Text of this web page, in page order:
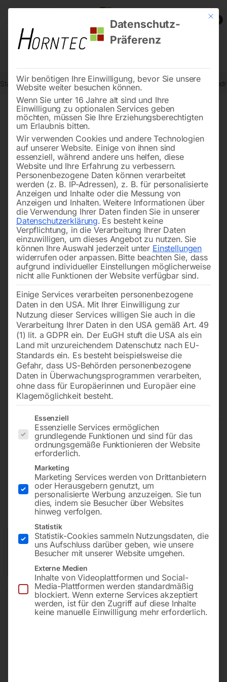
0
Start Drucklufttechnologie Druckluftwerkzeuge Haltefeder
Haltefeder zylindrisch (f.
für Abbruchhämmer ‘EPS 220’ – erste Version!
9,60
inkl. MwSt. zzgl.Versandkosten
Lieferzeit:ca. 2 - 3 Tage
Versandkosten Standard (Österreich): €10,00
Bitte beachten Sie: Die Versandkosten gelten für Österreich.
Andere Länder können abweichen.
In den Warenkorb
Mit
Datenschutz-
Präferenz
Wir benötigen Ihre Einwilligung, bevor Sie unsere
Website weiter besuchen können.
Wenn Sie unter 16 Jahre alt sind und Ihre
Einwilligung zu optionalen Services geben
möchten, müssen Sie Ihre Erziehungsberechtigten
um Erlaubnis bitten.
Wir verwenden Cookies und andere Technologien
auf unserer Website. Einige von ihnen sind
essenziell, während andere uns helfen, diese
Website und Ihre Erfahrung zu verbessern.
Personenbezogene Daten können verarbeitet
werden (z. B. IP-Adressen), z. B. für personalisierte
Anzeigen und Inhalte oder die Messung von
Anzeigen und Inhalten. Weitere Informationen über
die Verwendung Ihrer Daten finden Sie in unserer
Datenschutzerklärung. Es besteht keine
Verpflichtung, in die Verarbeitung Ihrer Daten
einzuwilligen, um dieses Angebot zu nutzen. Sie
können Ihre Auswahl jederzeit unter Einstellungen
widerrufen oder anpassen. Bitte beachten Sie, dass
aufgrund individueller Einstellungen möglicherweise
nicht alle Funktionen der Website verfügbar sind.
Einige Services verarbeiten personenbezogene
Daten in den USA. Mit Ihrer Einwilligung zur
Nutzung dieser Services willigen Sie auch in die
Verarbeitung Ihrer Daten in den USA gemäß Art. 49
(1) lit. a GDPR ein. Der EuGH stuft die USA als ein
Land mit unzureichendem Datenschutz nach EU-
Standards ein. Es besteht beispielsweise die
Gefahr, dass US-Behörden personenbezogene
Daten in Überwachungsprogrammen verarbeiten,
ohne dass für Europäerinnen und Europäer eine
Klagemöglichkeit besteht.
Es folgt eine Liste der Service-Gruppen, für die eine
Essenziell
Essenzielle Services ermöglichen
grundlegende Funktionen und sind für das
ordnungsgemäße Funktionieren der Website
erforderlich.
Marketing
Marketing Services werden von Drittanbietern
oder Herausgebern genutzt, um
personalisierte Werbung anzuzeigen. Sie tun
dies, indem sie Besucher über Websites
hinweg verfolgen.
Statistik
Statistik-Cookies sammeln Nutzungsdaten, die
uns Aufschluss darüber geben, wie unsere
Besucher mit unserer Website umgehen.
Externe Medien
Inhalte von Videoplattformen und Social-
Media-Plattformen werden standardmäßig
blockiert. Wenn externe Services akzeptiert
werden, ist für den Zugriff auf diese Inhalte
keine manuelle Einwilligung mehr erforderlich.